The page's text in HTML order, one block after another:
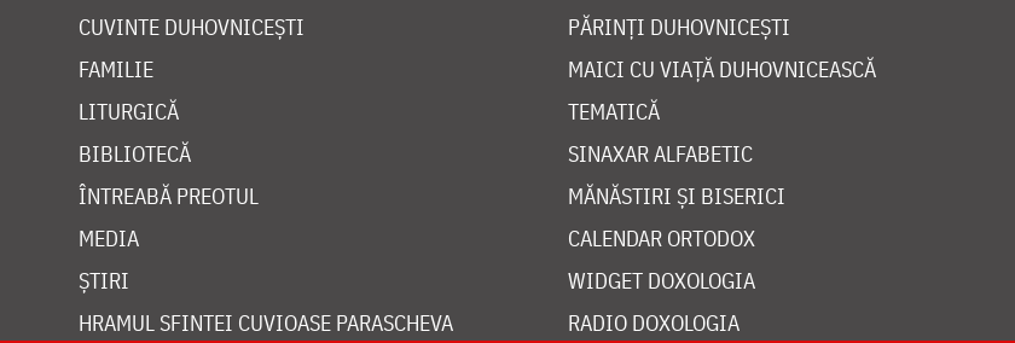
CUVINTE DUHOVNICEȘTI
FAMILIE
LITURGICĂ
BIBLIOTECĂ
ÎNTREABĂ PREOTUL
MEDIA
ȘTIRI
HRAMUL SFINTEI CUVIOASE PARASCHEVA
PĂRINȚI DUHOVNICEȘTI
MAICI CU VIAȚĂ DUHOVNICEASCĂ
TEMATICĂ
SINAXAR ALFABETIC
MĂNĂSTIRI ȘI BISERICI
CALENDAR ORTODOX
WIDGET DOXOLOGIA
RADIO DOXOLOGIA